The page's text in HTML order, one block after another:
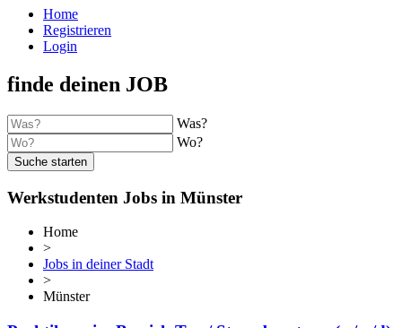
Home
Registrieren
Login
finde deinen JOB
Was?
Wo?
Suche starten
Werkstudenten Jobs in Münster
Home
>
Jobs in deiner Stadt
>
Münster